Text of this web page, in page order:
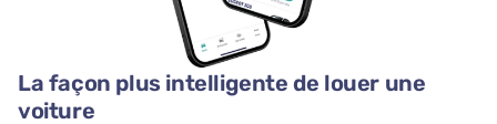
La façon plus intelligente de louer une
voiture